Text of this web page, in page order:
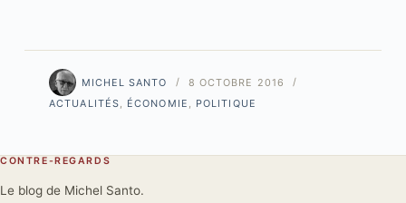
MICHEL SANTO
8 OCTOBRE 2016
ACTUALITÉS
ÉCONOMIE POLITIQUE
CONTRE-REGARDS
Le blog de Michel Santo.